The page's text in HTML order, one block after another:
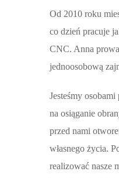
Od 2010 roku
co dzień pracuje
CNC. Anna
jednoosobową
Jesteśmy
na osiąganie
przed nami
własnego życia.
realizować nasze